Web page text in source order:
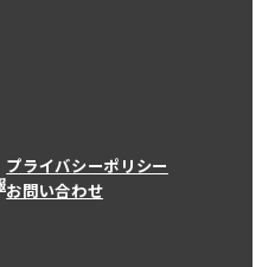
プライバシーポリシー
お問い合わせ